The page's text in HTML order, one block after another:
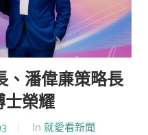
、潘偉亷策略長
士榮耀
In 就愛看新聞